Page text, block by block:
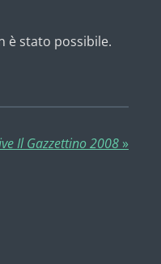
è stato possibile.
Il Gazzettino 2008 »